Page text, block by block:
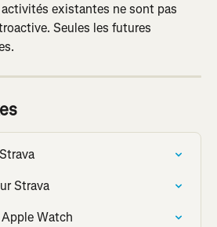
existantes ne sont pas
Seules les futures
Strava
Watch